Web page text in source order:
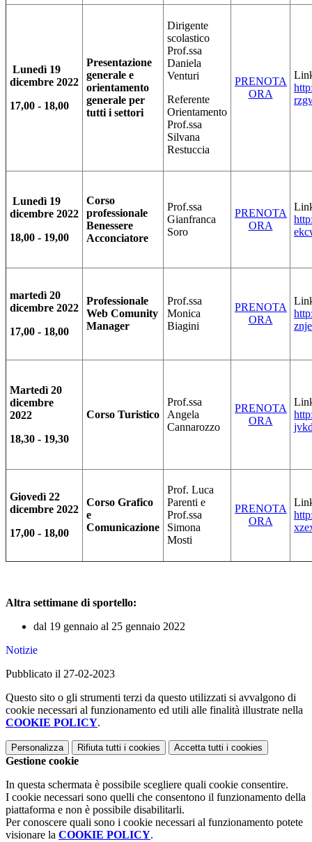
Lunedì 19
dicembre 2022
17,00 - 18,00
Presentazione
generale e
orientamento
generale per
tutti i settori
Dirigente
scolastico
Prof.ssa
Daniela
Venturi
Referente
Orientamento
Prof.ssa
Silvana
Restuccia
PRENOTA
ORA
Lunedì 19
dicembre 2022
18,00 - 19,00
Corso
professionale
Benessere
Acconciatore
Prof.ssa
Gianfranca
Soro
PRENOTA
ORA
martedì 20
dicembre 2022
17,00 - 18,00
Professionale
Web Comunity
Manager
Prof.ssa
Monica
Biagini
PRENOTA
ORA
Martedì 20
dicembre
2022
18,30 - 19,30
Corso Turistico
Prof.ssa
Angela
Cannarozzo
PRENOTA
ORA
Giovedì 22
dicembre 2022
17,00 - 18,00
Corso Grafico
e
Comunicazione
Prof. Luca
Parenti e
Prof.ssa
Simona
Mosti
PRENOTA
ORA
Altra settimane di sportello:
dal 19 gennaio al 25 gennaio 2022
Notizie
Pubblicato il 27-02-2023
Questo sito o gli strumenti terzi da questo utilizzati si avvalgono di
cookie necessari al funzionamento ed utili alle finalità illustrate nella
COOKIE POLICY.
Personalizza Rifiuta tutti i cookies Accetta tutti i cookies
Gestione cookie
In questa schermata è possibile scegliere quali cookie consentire.
I cookie necessari sono quelli che consentono il funzionamento della
piattaforma e non è possibile disabilitarli.
Per conoscere quali sono i cookie necessari al funzionamento potete
visionare la COOKIE POLICY.